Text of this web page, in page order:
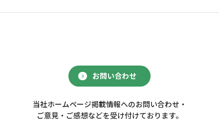
お問い合わせ
当社ホームページ掲載情報へのお問い合わせ・
ご意見・ご感想などを受け付けております。